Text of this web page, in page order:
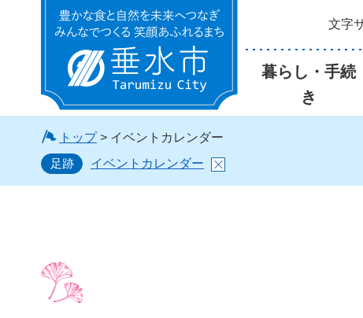
垂水市 文字
暮らし・手続
き
トップ> イベントカレンダー
足跡
イベントカレンダー